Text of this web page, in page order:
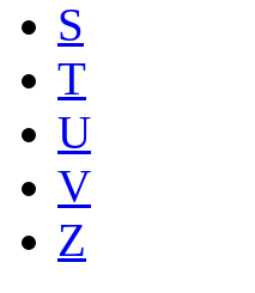
S
T
U
V
Z